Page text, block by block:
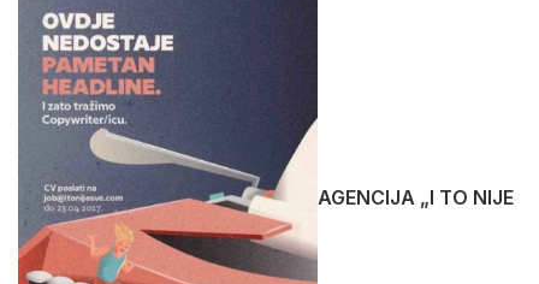
AGENCIJA „I TO NIJE